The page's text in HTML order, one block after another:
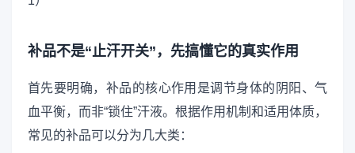
补品不是“止汗开关”，先搞懂它的真实作用
首先要明确，补品的核心作用是调节身体的阴阳、气
血平衡，而非“锁住”汗液。根据作用机制和适用体质，
常见的补品可以分为几大类：